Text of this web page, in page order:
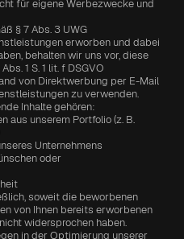
für eigene Werbezwecke und
§ 7 Abs. 3 UWG
erworben und dabei
behalten wir uns vor, diese
1 S. 1 lit. f DSGVO
von Direktwerbung per E-Mail
zu verwenden.
Inhalte gehören:
aus unserem Portfolio (z. B.
Unternehmens
oder
soweit die beworbenen
von Ihnen bereits erworbenen
widersprochen haben.
in der Optimierung unserer